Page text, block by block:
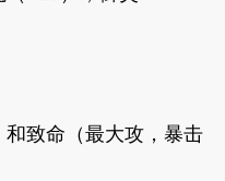
致命（最大攻，暴击